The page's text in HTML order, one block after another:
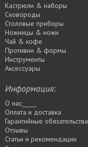
Кастрюли & наборы
Сковороды
Столовые приборы
Ножницы & ножи
Чай & кофе
Противни & формы
Инструменты
Аксессуары
Информация:
О нас_____
Оплата и доставка
Гарантийные обязательства
Отзывы
Статьи и рекомендации